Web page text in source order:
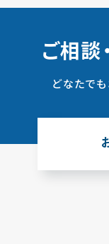
ご相談
どなたで